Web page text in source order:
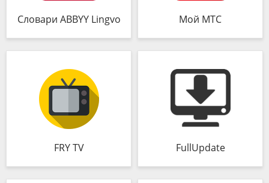
Словари ABBYY Lingvo Мой МТС
FRY TV FullUpdate